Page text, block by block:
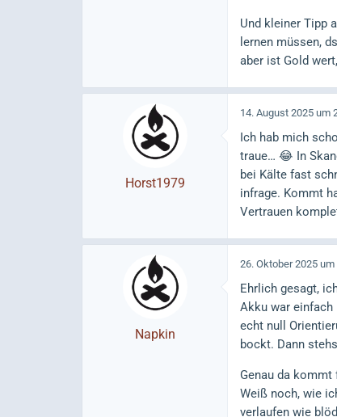
Und kleiner Tipp
lernen müssen,
aber ist Gold
Horst1979
14. August 2025 um
Ich hab mich
traue… 😂 In
bei Kälte fast
infrage. Kommt
Vertrauen
Napkin
26. Oktober 2025 um
Ehrlich gesagt,
Akku war einfach
echt null
bockt. Dann
Genau da
Weiß noch, wie
verlaufen wie